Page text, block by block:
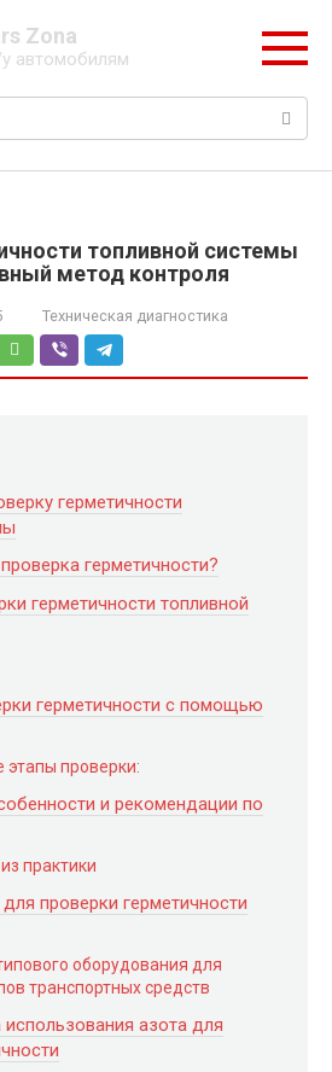
Zona
автомобилям
топливной системы
метод контроля
Техническая диагностика
герметичности
герметичности?
герметичности топливной
герметичности с помощью
этапы проверки:
и рекомендации по
практики
проверки герметичности
оборудования для
транспортных средств
азота для